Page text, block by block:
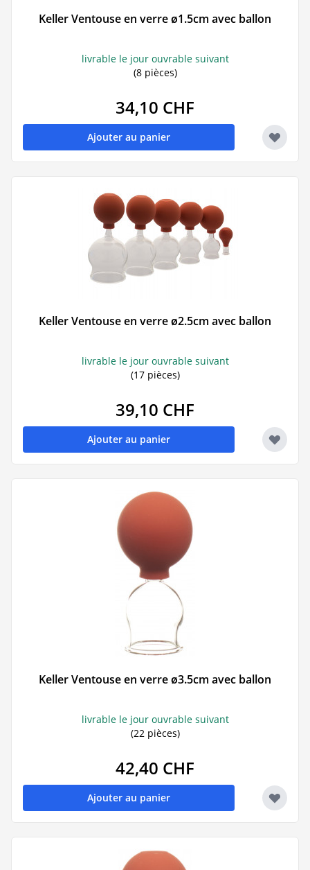
Keller Ventouse en verre ø1.5cm avec ballon
livrable le jour ouvrable suivant
(8 pièces)
34,10 CHF
Ajouter au panier
Keller Ventouse en verre ø2.5cm avec ballon
livrable le jour ouvrable suivant
(17 pièces)
39,10 CHF
Ajouter au panier
Keller Ventouse en verre ø3.5cm avec ballon
livrable le jour ouvrable suivant
(22 pièces)
42,40 CHF
Ajouter au panier